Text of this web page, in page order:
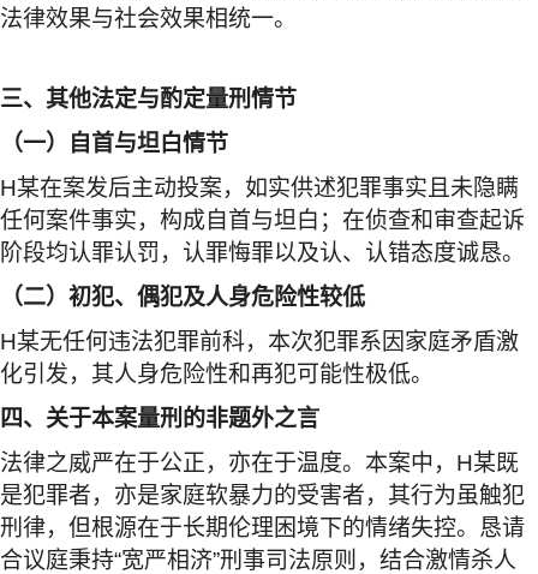
法律效果与社会效果相统一。
三、其他法定与酌定量刑情节
（一）自首与坦白情节
H某在案发后主动投案，如实供述犯罪事实且未隐瞒
任何案件事实，构成自首与坦白；在侦查和审查起诉
阶段均认罪认罚，认罪悔罪以及认、认错态度诚恳。
（二）初犯、偶犯及人身危险性较低
H某无任何违法犯罪前科，本次犯罪系因家庭矛盾激
化引发，其人身危险性和再犯可能性极低。
四、关于本案量刑的非题外之言
法律之威严在于公正，亦在于温度。本案中， H某既
是犯罪者，亦是家庭软暴力的受害者，其行为虽触犯
刑律，但根源在于长期伦理困境下的情绪失控。恳请
合议庭秉持“宽严相济”刑事司法原则，结合激情杀人